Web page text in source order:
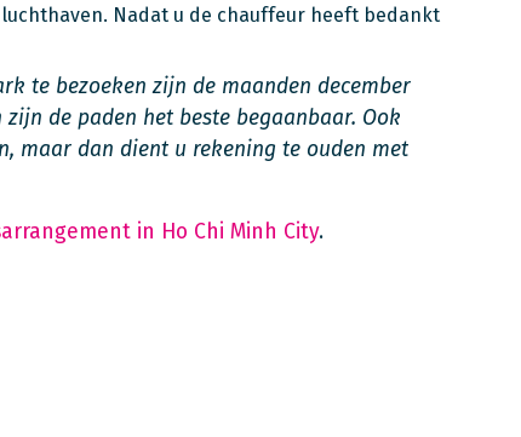
Nadat u de chauffeur heeft bedankt
te bezoeken zijn de maanden december
de paden het beste begaanbaar. Ook
maar dan dient u rekening te ouden met
in Ho Chi Minh City.